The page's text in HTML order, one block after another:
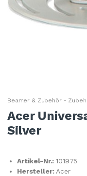
Beamer & Zubehör -
Acer
Silver
Artikel-Nr.:101975
Hersteller:Acer